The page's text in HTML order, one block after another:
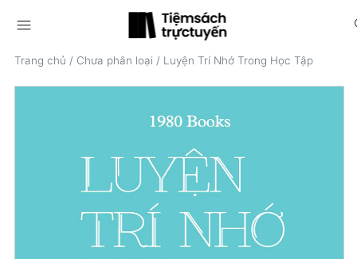
menu
Trang chủ / Chưa phân loại / Luyện Trí Nhớ Trong Học Tập